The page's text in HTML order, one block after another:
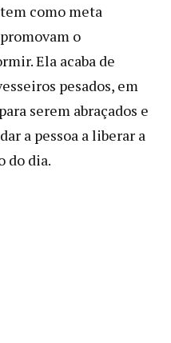
como meta
o
Ela acaba de
pesados, ​​em
serem abraçados e
a pessoa a liberar a
do dia.